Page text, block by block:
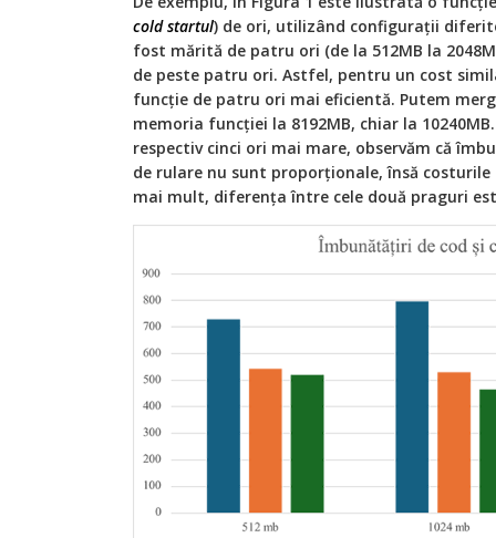
cold startul) de ori, utilizând configurații
fost mărită de patru ori (de la 512MB la
de peste patru ori. Astfel, pentru un cost
funcție de patru ori mai eficientă. Putem
memoria funcției la 8192MB, chiar la
respectiv cinci ori mai mare, observăm că
de rulare nu sunt proporționale, însă
mai mult, diferența între cele două praguri